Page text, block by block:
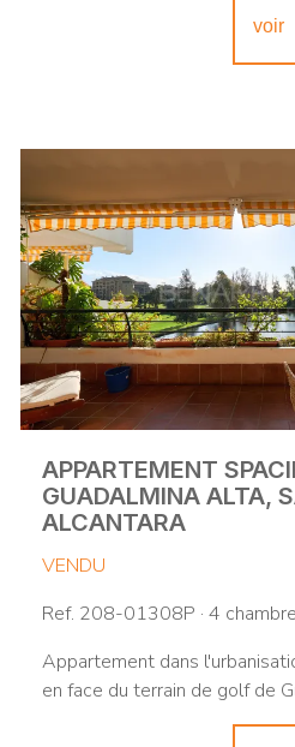
voir
APPARTEMENT
GUADALMINA ALTA,
ALCANTARA
VENDU
Ref. 208-01308P · 4
Appartement dans
en face du terrain de golf de